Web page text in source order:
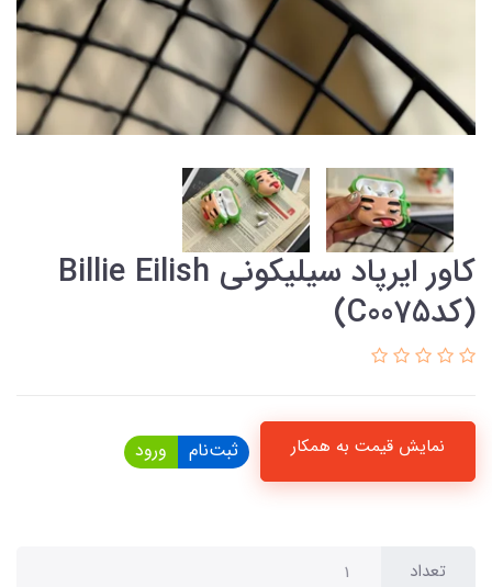
کاور ایرپاد سیلیکونی Billie Eilish
(کدC0075)
نمایش قیمت به همکار ثبت‌نام ورود
تعداد